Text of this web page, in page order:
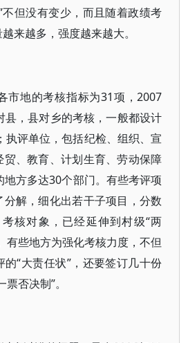
不但没有变少，而且随着政绩考
来越多，强度越来越大。
市地的考核指标为31项，2007
县，县对乡的考核，一般都设计
评单位，包括纪检、组织、宣
、教育、计划生育、劳动保障
方多达30个部门。有些考评项
分解，细化出若干子项目，分数
核对象，已经延伸到村级“两
有些地方为强化考核力度，不但
“大责任状”，还要签订几十份
否决制”。